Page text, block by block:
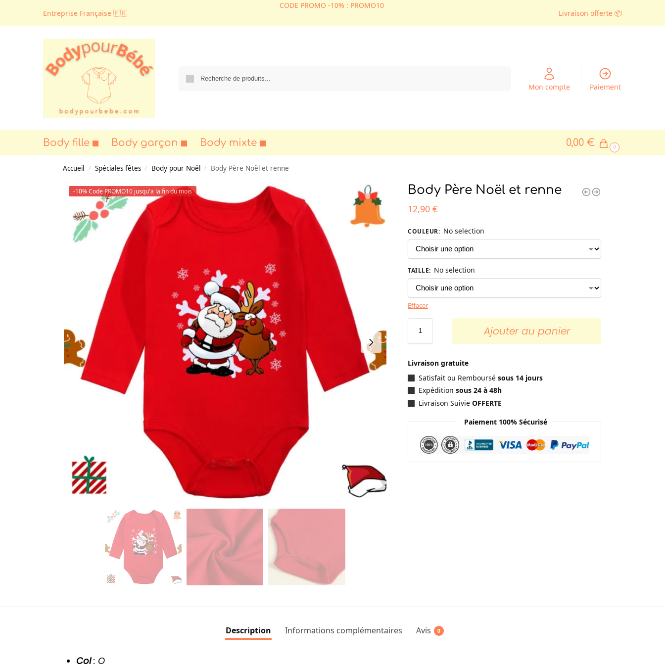
Entreprise Française 🇫🇷
CODE PROMO -10% : PROMO10
Livraison offerte 📦
Mon compte Paiement
Body fille Body garçon Body mixte 0,00 € 0
Accueil / Spéciales fêtes / Body pour Noël / Body Père Noël et renne
-10% Code PROMO10 jusqu'a la fin du mois Body Père Noël et renne
12,90€
COULEUR: No selection
TAILLE: No selection
Effacer
Ajouter au panier
Livraison gratuite
Satisfait ou Remboursésous 14 jours
Expédition sous 24 à 48h
Livraison SuivieOFFERTE
Paiement 100% Sécurisé
Description Informations complémentaires Avis 0
Col: O